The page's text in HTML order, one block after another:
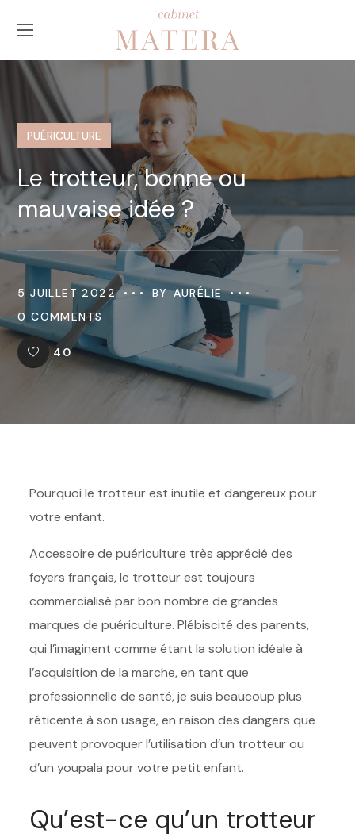
PUÉRICULTURE
Le trotteur, bonne ou
mauvaise idée ?
5 JUILLET 2022 BYAURÉLIE
0 COMMENTS
40
Pourquoi le trotteur est inutile et dangereux pour
votre enfant.
Accessoire de puériculture très apprécié des
foyers français, le trotteur est toujours
commercialisé par bon nombre de grandes
marques de puériculture. Plébiscité des parents,
qui l’imaginent comme étant la solution idéale à
l’acquisition de la marche, en tant que
professionnelle de santé, je suis beaucoup plus
réticente à son usage, en raison des dangers que
peuvent provoquer l’utilisation d’un trotteur ou
d’un youpala pour votre petit enfant.
Qu’est-ce qu’un trotteur